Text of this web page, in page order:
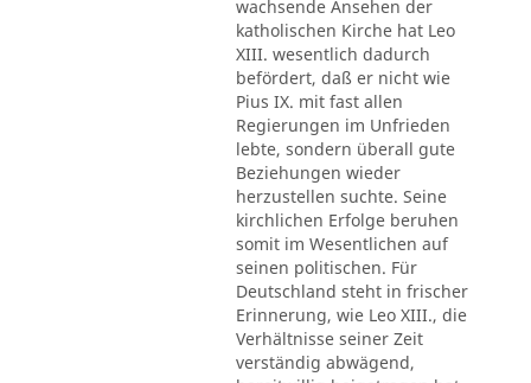
wachsende Ansehen der
katholischen Kirche hat Leo
XIII. wesentlich dadurch
befördert, daß er nicht wie
Pius IX. mit fast allen
Regierungen im Unfrieden
lebte, sondern überall gute
Beziehungen wieder
herzustellen suchte. Seine
kirchlichen Erfolge beruhen
somit im Wesentlichen auf
seinen politischen. Für
Deutschland steht in frischer
Erinnerung, wie Leo XIII., die
Verhältnisse seiner Zeit
verständig abwägend,